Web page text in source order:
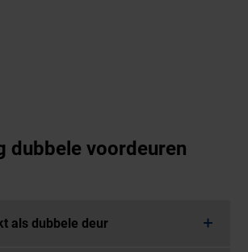
dubbele voordeuren
als dubbele deur